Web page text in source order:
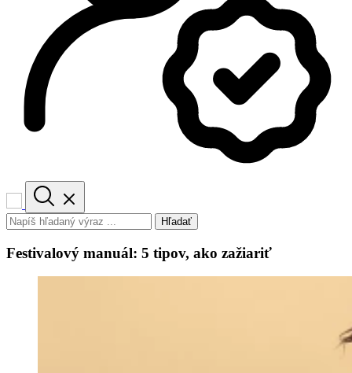
Hľadať
Festivalový manuál: 5 tipov, ako zažiariť